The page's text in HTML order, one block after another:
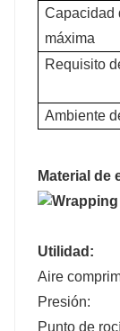
Capacidad
máxima
Requisito
Ambiente
Material de
Utilidad:
Aire
Presión:
Punto de